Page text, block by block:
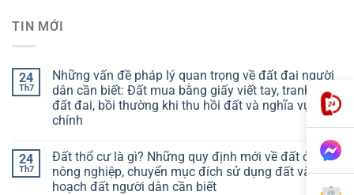
TIN MỚI
24
Th7
Những vấn đề pháp lý quan trọng về đất đai người
dân cần biết: Đất mua bằng giấy viết tay, tranh chấp
đất đai, bồi thường khi thu hồi đất và nghĩa vụ tài
chính
24
Th7
Đất thổ cư là gì? Những quy định mới về đất ở, đất
nông nghiệp, chuyển mục đích sử dụng đất và quy
hoạch đất người dân cần biết